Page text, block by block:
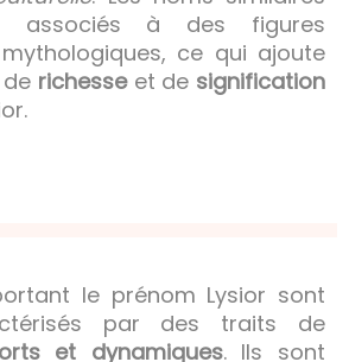
associés à des figures
ce qui ajoute
richesseet de signification
le prénom Lysior sont
par des traits de
et dynamiques. Ils sont